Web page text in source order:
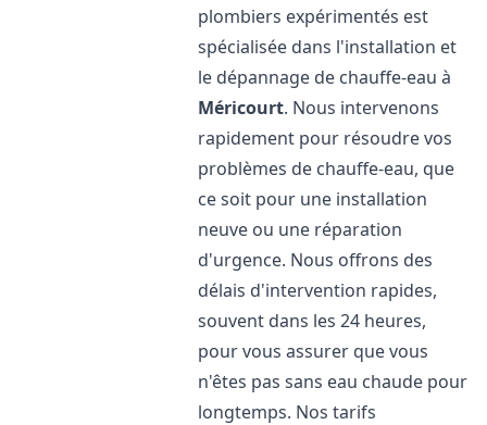
plombiers expérimentés est
spécialisée dans l'installation et
le dépannage de chauffe-eau à
Méricourt. Nous intervenons
rapidement pour résoudre vos
problèmes de chauffe-eau, que
ce soit pour une installation
neuve ou une réparation
d'urgence. Nous offrons des
délais d'intervention rapides,
souvent dans les 24 heures,
pour vous assurer que vous
n'êtes pas sans eau chaude pour
longtemps. Nos tarifs